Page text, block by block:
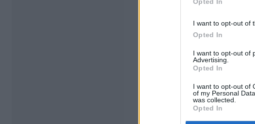
I want to opt-out of
Opted In
I want to opt-out of
Advertising.
Opted In
I want to opt-out of
of my Personal
was collected.
Opted In